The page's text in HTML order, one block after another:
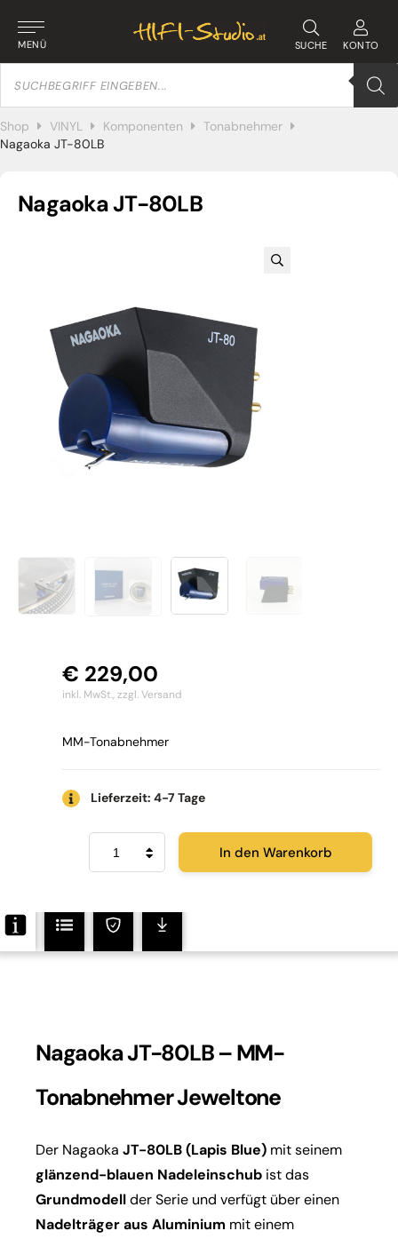
MENÜ SUCHE KONTO
Products
search
Shop VINYL Komponenten
Tonabnehmer
Nagaoka JT-80LB
Nagaoka JT-80LB
€ 229,00
inkl. MwSt.,zzgl. Versand
MM-Tonabnehmer
Lieferzeit: 4-7 Tage
Nagaoka
80LB
In den Warenkorb
Nagaoka JT-80LB – MM-
Tonabnehmer Jeweltone
Der Nagaoka JT-80LB (Lapis Blue) mit seinem
glänzend-blauen Nadeleinschub ist das
Grundmodellder Serie und verfügt über einen
Nadelträger aus Aluminium mit einem